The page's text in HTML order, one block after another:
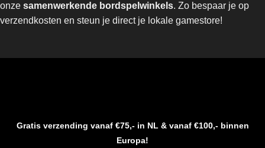
onze samenwerkende bordspelwinkels. Zo bespaar je op
verzendkosten en steun je direct je lokale gamestore!
Gratis verzending vanaf €75,- in NL & vanaf €100,- binnen
Europa!